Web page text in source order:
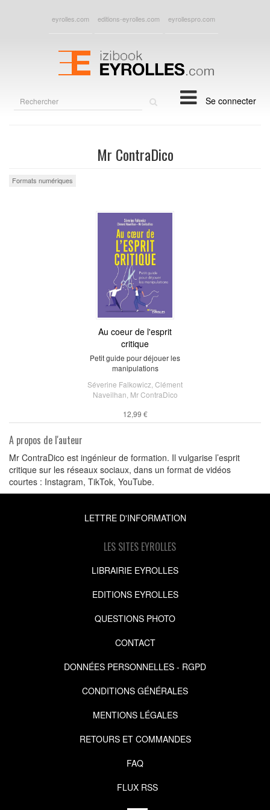
eyrolles.com editions-eyrolles.com eyrollespro.com
Se connecter
Mr ContraDico
Formats numériques
Au coeur de l'esprit
critique
Petit guide pour déjouer les
manipulations
Séverine Falkowicz Clément
Naveilhan Mr ContraDico
12,99 €
A propos de l'auteur
Mr ContraDico est ingénieur de formation. Il vulgarise l’esprit
critique sur les réseaux sociaux, dans un format de vidéos
courtes : Instagram, TikTok, YouTube.
LETTRE D'INFORMATION
LES SITES EYROLLES
LIBRAIRIE EYROLLES
EDITIONS EYROLLES
QUESTIONS PHOTO
CONTACT
DONNÉES PERSONNELLES - RGPD
CONDITIONS GÉNÉRALES
MENTIONS LÉGALES
RETOURS ET COMMANDES
FAQ
FLUX RSS